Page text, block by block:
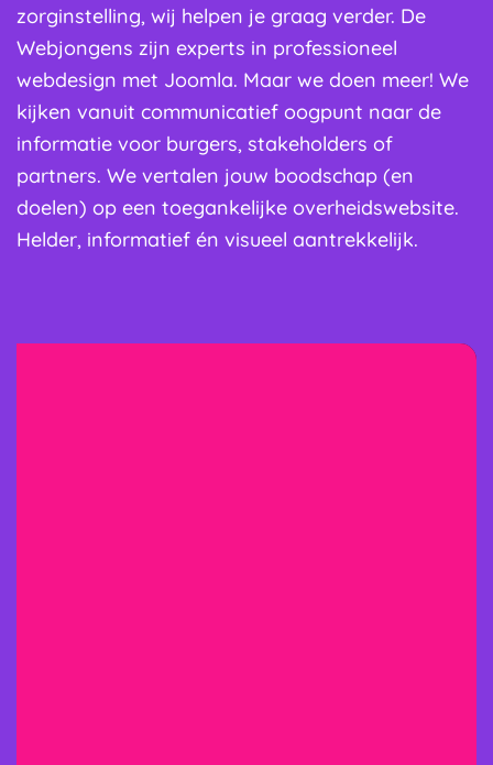
zorginstelling, wij helpen je graag verder. De
Webjongens zijn experts in professioneel
webdesign met Joomla. Maar we doen meer! We
kijken vanuit communicatief oogpunt naar de
informatie voor burgers, stakeholders of
partners. We vertalen jouw boodschap (en
doelen) op een toegankelijke overheidswebsite.
Helder, informatief én visueel aantrekkelijk.